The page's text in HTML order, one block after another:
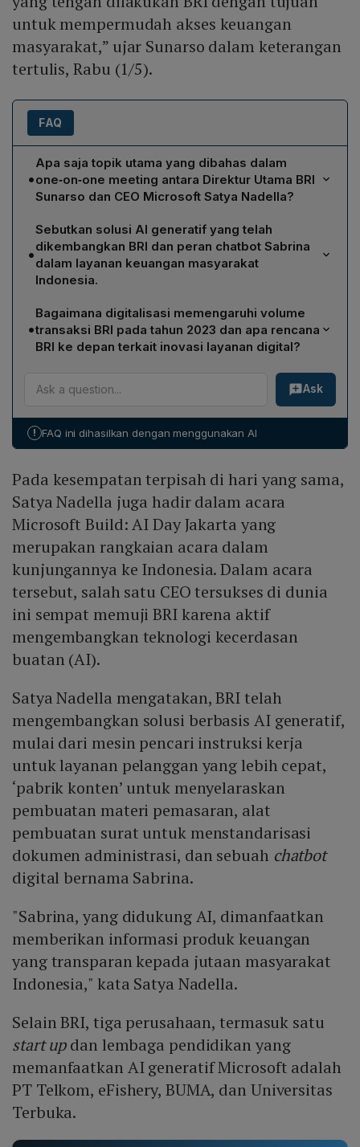
untuk mempermudah akses keuangan
masyarakat,” ujar Sunarso dalam keterangan
tertulis, Rabu (1/5).
FAQ
•
Apa saja topik utama yang dibahas dalam
one‑on‑one meeting antara Direktur Utama BRI
Sunarso dan CEO Microsoft Satya Nadella?
Pertemuan tersebut difokuskan pada pembahasan
artificial intelligence, machine learning, serta komitmen
Microsoft untuk mendukung penuh upaya BRI dalam
memperluas inklusi keuangan di Indonesia, termasuk
•
Sebutkan solusi AI generatif yang telah
dikembangkan BRI dan peran chatbot Sabrina
dalam layanan keuangan masyarakat
Indonesia.
BRI mengembangkan mesin pencari instruksi kerja
untuk layanan pelanggan lebih cepat, ‘pabrik konten’
untuk pembuatan materi pemasaran, alat pembuatan
surat untuk standarisasi dokumen, serta chatbot digital
bernama Sabrina yang didukung AI, berfungsi
memberikan informasi produk keuangan yang
transparan kepada jutaan masyarakat Indonesia.
•
Bagaimana digitalisasi memengaruhi volume
transaksi BRI pada tahun 2023 dan apa rencana
BRI ke depan terkait inovasi layanan digital?
Pada tahun 2023, 99% total transaksi BRI dilakukan
melalui kanal digital, menandakan adopsi luas layanan
non‑konvensional. BRI berkomitmen terus berinovasi
bagian dari transformasi, fokus pada peningkatan
mikro, kecil, serta menengah.
Ask
! FAQ ini dihasilkan dengan menggunakan AI
Pada kesempatan terpisah di hari yang sama,
Satya Nadella juga hadir dalam acara
Microsoft Build: AI Day Jakarta yang
merupakan rangkaian acara dalam
kunjungannya ke Indonesia. Dalam acara
tersebut, salah satu CEO tersukses di dunia
ini sempat memuji BRI karena aktif
mengembangkan teknologi kecerdasan
buatan (AI).
Satya Nadella mengatakan, BRI telah
mengembangkan solusi berbasis AI generatif,
mulai dari mesin pencari instruksi kerja
untuk layanan pelanggan yang lebih cepat,
‘pabrik konten’ untuk menyelaraskan
pembuatan materi pemasaran, alat
pembuatan surat untuk menstandarisasi
dokumen administrasi, dan sebuah chatbot
digital bernama Sabrina.
"Sabrina, yang didukung AI, dimanfaatkan
memberikan informasi produk keuangan
yang transparan kepada jutaan masyarakat
Indonesia," kata Satya Nadella.
Selain BRI, tiga perusahaan, termasuk satu
start updan lembaga pendidikan yang
memanfaatkan AI generatif Microsoft adalah
PT Telkom, eFishery, BUMA, dan Universitas
Terbuka.